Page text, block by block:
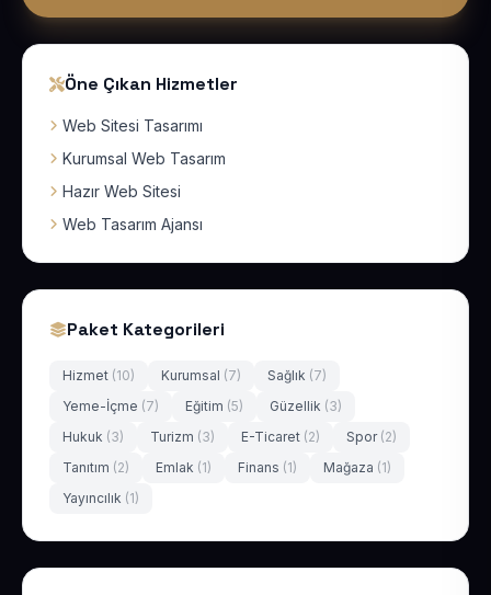
Öne Çıkan Hizmetler
Web Sitesi Tasarımı
Kurumsal Web Tasarım
Hazır Web Sitesi
Web Tasarım Ajansı
Paket Kategorileri
Hizmet (10) Kurumsal (7) Sağlık (7)
Yeme-İçme (7) Eğitim (5) Güzellik (3)
Hukuk (3) Turizm (3) E-Ticaret (2) Spor (2)
Tanıtım (2) Emlak (1) Finans (1) Mağaza (1)
Yayıncılık (1)